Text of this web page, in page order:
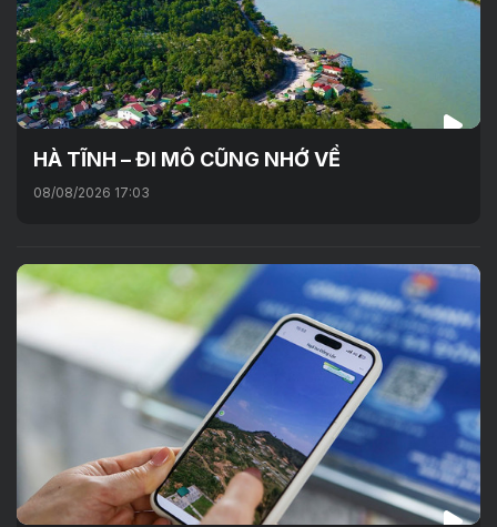
HÀ TĨNH – ĐI MÔ CŨNG NHỚ VỀ
08/08/2026 17:03